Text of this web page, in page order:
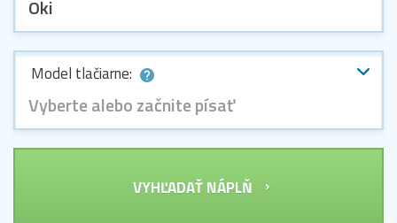
Oki
Model tlačiarne:
Vyberte alebo začnite písať
VYHĽADAŤ NÁPLŇ